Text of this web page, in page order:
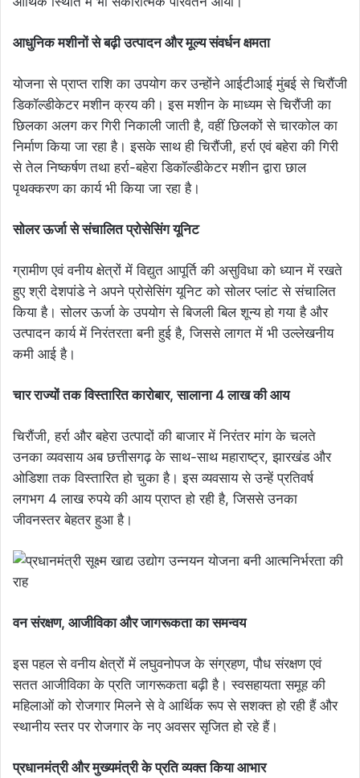
आधुनिक मशीनों से बढ़ी उत्पादन और मूल्य संवर्धन क्षमता
योजना से प्राप्त राशि का उपयोग कर उन्होंने आईटीआई मुंबई से चिरौंजी
डिकॉल्डीकेटर मशीन क्रय की। इस मशीन के माध्यम से चिरौंजी का
छिलका अलग कर गिरी निकाली जाती है, वहीं छिलकों से चारकोल का
निर्माण किया जा रहा है। इसके साथ ही चिरौंजी, हर्रा एवं बहेरा की गिरी
से तेल निष्कर्षण तथा हर्रा-बहेरा डिकॉल्डीकेटर मशीन द्वारा छाल
पृथक्करण का कार्य भी किया जा रहा है।
सोलर ऊर्जा से संचालित प्रोसेसिंग यूनिट
ग्रामीण एवं वनीय क्षेत्रों में विद्युत आपूर्ति की असुविधा को ध्यान में रखते
हुए श्री देशपांडे ने अपने प्रोसेसिंग यूनिट को सोलर प्लांट से संचालित
किया है। सोलर ऊर्जा के उपयोग से बिजली बिल शून्य हो गया है और
उत्पादन कार्य में निरंतरता बनी हुई है, जिससे लागत में भी उल्लेखनीय
कमी आई है।
चार राज्यों तक विस्तारित कारोबार, सालाना 4 लाख की आय
चिरौंजी, हर्रा और बहेरा उत्पादों की बाजार में निरंतर मांग के चलते
उनका व्यवसाय अब छत्तीसगढ़ के साथ-साथ महाराष्ट्र, झारखंड और
ओडिशा तक विस्तारित हो चुका है। इस व्यवसाय से उन्हें प्रतिवर्ष
लगभग 4 लाख रुपये की आय प्राप्त हो रही है, जिससे उनका
जीवनस्तर बेहतर हुआ है।
वन संरक्षण, आजीविका और जागरूकता का समन्वय
इस पहल से वनीय क्षेत्रों में लघुवनोपज के संग्रहण, पौध संरक्षण एवं
सतत आजीविका के प्रति जागरूकता बढ़ी है। स्वसहायता समूह की
महिलाओं को रोजगार मिलने से वे आर्थिक रूप से सशक्त हो रही हैं और
स्थानीय स्तर पर रोजगार के नए अवसर सृजित हो रहे हैं।
प्रधानमंत्री और मुख्यमंत्री के प्रति व्यक्त किया आभार